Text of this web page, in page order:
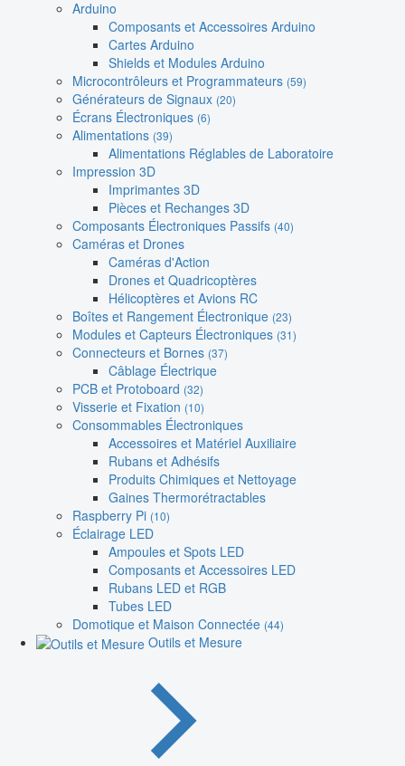
Arduino
Composants et Accessoires Arduino
Cartes Arduino
Shields et Modules Arduino
Microcontrôleurs et Programmateurs (59)
Générateurs de Signaux (20)
Écrans Électroniques (6)
Alimentations (39)
Alimentations Réglables de Laboratoire
Impression 3D
Imprimantes 3D
Pièces et Rechanges 3D
Composants Électroniques Passifs (40)
Caméras et Drones
Caméras d'Action
Drones et Quadricoptères
Hélicoptères et Avions RC
Boîtes et Rangement Électronique (23)
Modules et Capteurs Électroniques (31)
Connecteurs et Bornes (37)
Câblage Électrique
PCB et Protoboard (32)
Visserie et Fixation (10)
Consommables Électroniques
Accessoires et Matériel Auxiliaire
Rubans et Adhésifs
Produits Chimiques et Nettoyage
Gaines Thermorétractables
Raspberry Pi (10)
Éclairage LED
Ampoules et Spots LED
Composants et Accessoires LED
Rubans LED et RGB
Tubes LED
Domotique et Maison Connectée (44)
Outils et Mesure